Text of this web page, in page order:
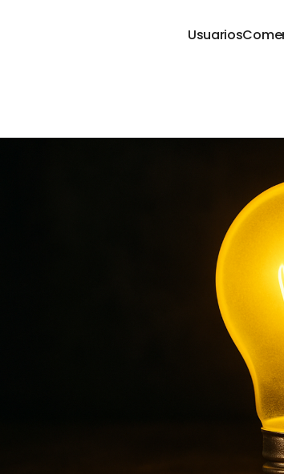
Usuarios
a Historias